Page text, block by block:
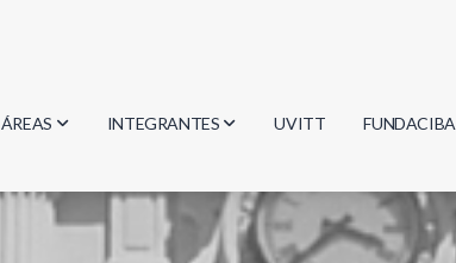
ÁREAS
Biología
INTEGRANTES
Investigadores
Estudiantes
UVITT FUNDACIBA